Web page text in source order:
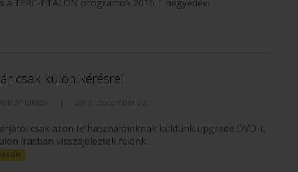
a TERC-ETALON programok 2016. I. negyedévi
csak külön kérésre!
Miklós | 2015. december 02.
csak azon felhasználóinknak küldünk upgrade DVD-t,
írásban visszajelezték felénk.